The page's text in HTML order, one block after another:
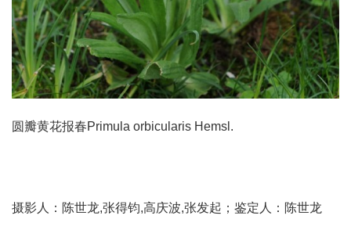
圆瓣黄花报春Primula orbicularis Hemsl.
摄影人：陈世龙,张得钧,高庆波,张发起；鉴定人：陈世龙